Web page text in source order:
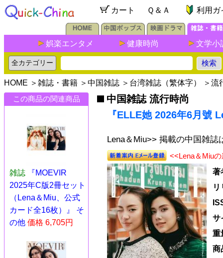
カート Ｑ＆Ａ 利用ガ
娯楽エンタメ 健康時尚 文学小
HOME ＞ 雑誌・書籍 ＞ 中国雑誌 ＞ 台湾雑誌（繁体字） ＞ 流
この商品の関連商品
雑誌
『MOEVIR
2025年C版2冊セット
（Lena＆Miu、公式
カード全16枚）』 そ
の他 価格 6,705円
中国雑誌 流行時尚
『ELLE她 2026年6月號
Lena＆Miu>> 掲載の中国雑誌
<<Lena＆Miu
著
サ
重
商